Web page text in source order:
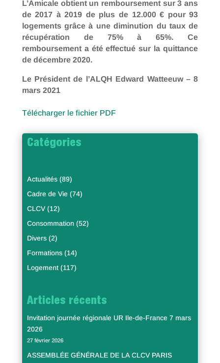
L’Amicale obtient un remboursement sur 3 ans
de 2017 à 2019 de plus de 12.000 € pour 93
logements grâce à une diminution du taux de
récupération de 75% à 65%. Ce
remboursement a été effectué sur la quittance
de décembre 2020.
Le Président de l’ALQH Edward Watteeuw – 8
mars 2021
Télécharger le fichier PDF
Catégories
Actualités(89)
Cadre de Vie(74)
CLCV(12)
Consommation(52)
Divers(2)
Formations(14)
Logement(117)
Articles récents
Invitation journée régionale UR Ile-de-France 7 mars
2026
27 février 2026
ASSEMBLÉE GÉNÉRALE DE LA CLCV PARIS